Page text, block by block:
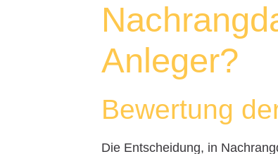
Anleger?
Bewertung
Die Entscheidung, in